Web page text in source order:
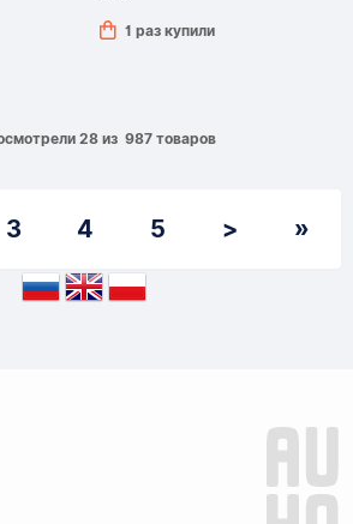
1 раз купили
28 из 987 товаров
3 4 5 > »